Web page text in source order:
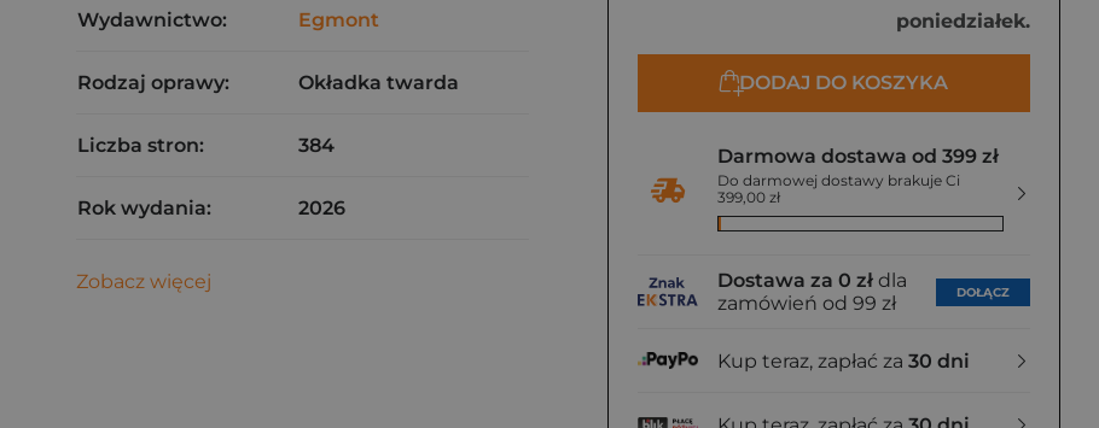
poniedziałek.
DODAJ DO KOSZYKA
Darmowa dostawa od 399 zł
Do darmowej dostawy brakuje Ci
399,00 zł
Dostawa za 0 zł dla
zamówień od 99 zł
DOŁĄCZ
Kup teraz, zapłać za 30 dni
Wydawnictwo: Egmont
Rodzaj oprawy: Okładka twarda
Liczba stron: 384
Rok wydania: 2026
Zobacz więcej